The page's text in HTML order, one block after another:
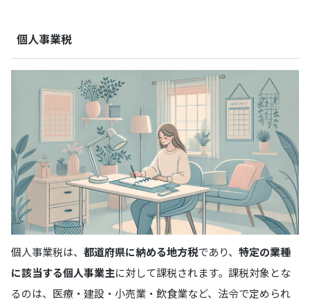
個人事業税
個人事業税は、 都道府県に納める地方税であり、 特定の業種
に該当する個人事業主に対して課税されます。課税対象とな
るのは、医療・建設・小売業・飲食業など、法令で定められ